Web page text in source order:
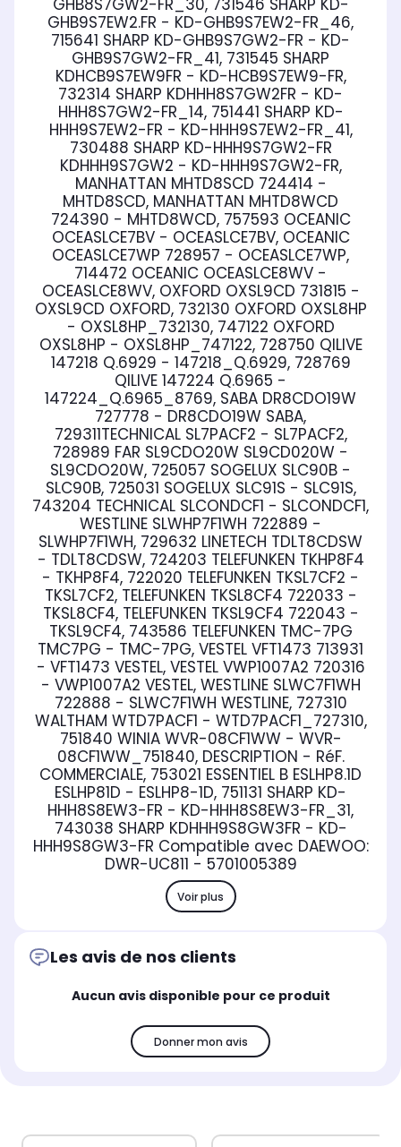
GHB8S7GW2-FR_30, 731546 SHARP KD-
GHB9S7EW2.FR - KD-GHB9S7EW2-FR_46,
715641 SHARP KD-GHB9S7GW2-FR - KD-
GHB9S7GW2-FR_41, 731545 SHARP
KDHCB9S7EW9FR - KD-HCB9S7EW9-FR,
732314 SHARP KDHHH8S7GW2FR - KD-
HHH8S7GW2-FR_14, 751441 SHARP KD-
HHH9S7EW2-FR - KD-HHH9S7EW2-FR_41,
730488 SHARP KD-HHH9S7GW2-FR
KDHHH9S7GW2 - KD-HHH9S7GW2-FR,
MANHATTAN MHTD8SCD 724414 -
MHTD8SCD, MANHATTAN MHTD8WCD
724390 - MHTD8WCD, 757593 OCEANIC
OCEASLCE7BV - OCEASLCE7BV, OCEANIC
OCEASLCE7WP 728957 - OCEASLCE7WP,
714472 OCEANIC OCEASLCE8WV -
OCEASLCE8WV, OXFORD OXSL9CD 731815 -
OXSL9CD OXFORD, 732130 OXFORD OXSL8HP
- OXSL8HP_732130, 747122 OXFORD
OXSL8HP - OXSL8HP_747122, 728750 QILIVE
147218 Q.6929 - 147218_Q.6929, 728769
QILIVE 147224 Q.6965 -
147224_Q.6965_8769, SABA DR8CDO19W
727778 - DR8CDO19W SABA,
729311TECHNICAL SL7PACF2 - SL7PACF2,
728989 FAR SL9CDO20W SL9CD020W -
SL9CDO20W, 725057 SOGELUX SLC90B -
SLC90B, 725031 SOGELUX SLC91S - SLC91S,
743204 TECHNICAL SLCONDCF1 - SLCONDCF1,
WESTLINE SLWHP7F1WH 722889 -
SLWHP7F1WH, 729632 LINETECH TDLT8CDSW
- TDLT8CDSW, 724203 TELEFUNKEN TKHP8F4
- TKHP8F4, 722020 TELEFUNKEN TKSL7CF2 -
TKSL7CF2, TELEFUNKEN TKSL8CF4 722033 -
TKSL8CF4, TELEFUNKEN TKSL9CF4 722043 -
TKSL9CF4, 743586 TELEFUNKEN TMC-7PG
TMC7PG - TMC-7PG, VESTEL VFT1473 713931
- VFT1473 VESTEL, VESTEL VWP1007A2 720316
- VWP1007A2 VESTEL, WESTLINE SLWC7F1WH
722888 - SLWC7F1WH WESTLINE, 727310
WALTHAM WTD7PACF1 - WTD7PACF1_727310,
751840 WINIA WVR-08CF1WW - WVR-
08CF1WW_751840, DESCRIPTION - RéF.
COMMERCIALE, 753021 ESSENTIEL B ESLHP8.1D
ESLHP81D - ESLHP8-1D, 751131 SHARP KD-
HHH8S8EW3-FR - KD-HHH8S8EW3-FR_31,
743038 SHARP KDHHH9S8GW3FR - KD-
HHH9S8GW3-FR Compatible avec DAEWOO:
DWR-UC811 - 5701005389
Voir plus
Les avis de nos clients
Aucun avis disponible pour ce produit
Donner mon avis